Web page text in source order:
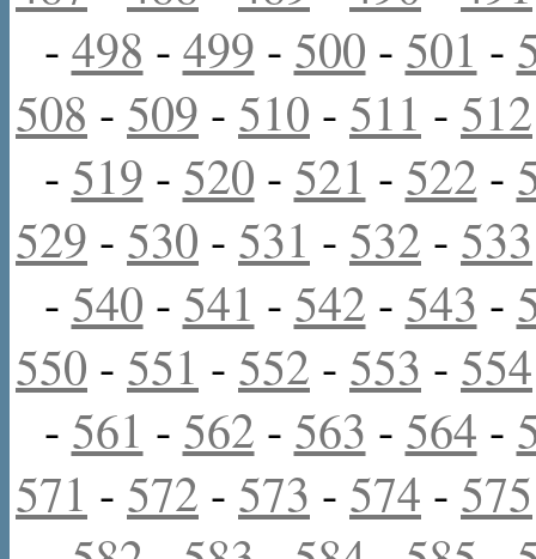
- 498 - 499 - 500 - 501 -
508 - 509 - 510 - 511 - 512
- 519 - 520 - 521 - 522 -
529 - 530 - 531 - 532 - 533
- 540 - 541 - 542 - 543 -
550 - 551 - 552 - 553 - 554
- 561 - 562 - 563 - 564 -
571 - 572 - 573 - 574 - 575